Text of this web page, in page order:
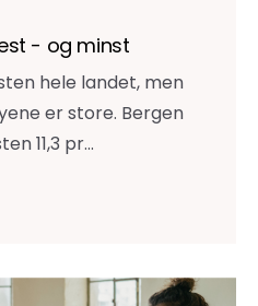
- og minst
hele landet, men
er store. Bergen
11,3 pr...